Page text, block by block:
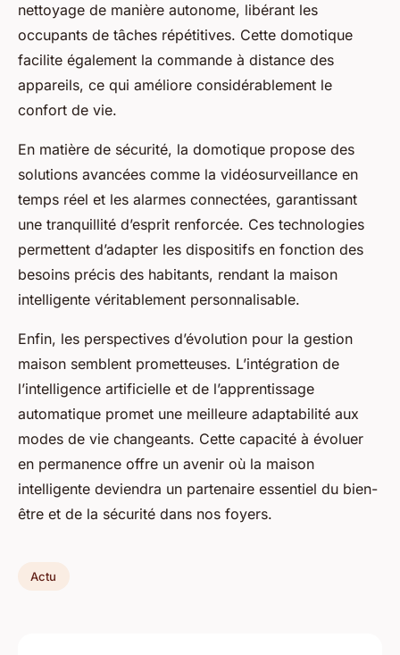
nettoyage de manière autonome, libérant les
occupants de tâches répétitives. Cette domotique
facilite également la commande à distance des
appareils, ce qui améliore considérablement le
confort de vie.
En matière de sécurité, la domotique propose des
solutions avancées comme la vidéosurveillance en
temps réel et les alarmes connectées, garantissant
une tranquillité d’esprit renforcée. Ces technologies
permettent d’adapter les dispositifs en fonction des
besoins précis des habitants, rendant la maison
intelligente véritablement personnalisable.
Enfin, les perspectives d’évolution pour la gestion
maison semblent prometteuses. L’intégration de
l’intelligence artificielle et de l’apprentissage
automatique promet une meilleure adaptabilité aux
modes de vie changeants. Cette capacité à évoluer
en permanence offre un avenir où la maison
intelligente deviendra un partenaire essentiel du bien-
être et de la sécurité dans nos foyers.
Actu